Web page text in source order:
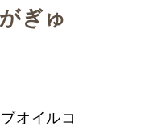
ぎゅ
オイルコ